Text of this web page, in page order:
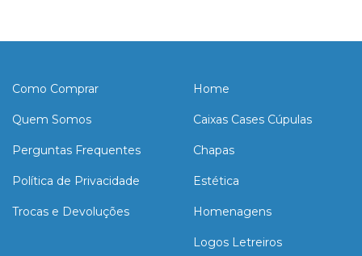
Como Comprar
Quem Somos
Perguntas Frequentes
Política de Privacidade
Trocas e Devoluções
Home
Caixas Cases Cúpulas
Chapas
Estética
Homenagens
Logos Letreiros